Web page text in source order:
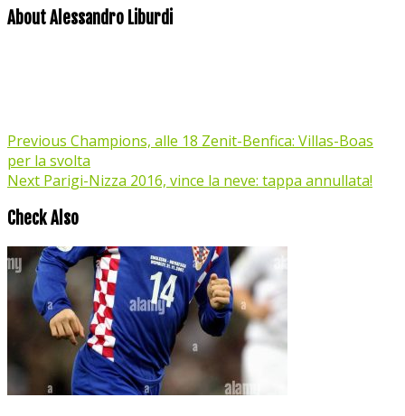
About Alessandro Liburdi
Previous Champions, alle 18 Zenit-Benfica: Villas-Boas
per la svolta
Next Parigi-Nizza 2016, vince la neve: tappa annullata!
Check Also